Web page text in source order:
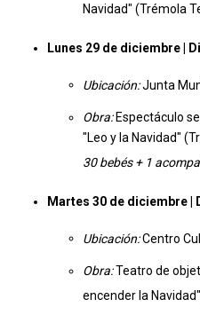
Navidad" (Trémola
Lunes 29 de diciembre |
Ubicación:Junta
Obra:Espectáculo
"Leo y la Navidad"
30 bebés + 1
Martes 30 de diciembre |
Ubicación:Centro
Obra:Teatro de
encender la